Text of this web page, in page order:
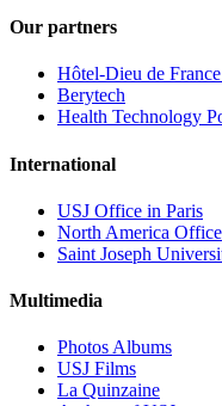
Our partners
Hôtel-Dieu de
Berytech
Health Technology
International
USJ Office in Paris
North America Office
Saint Joseph
Multimedia
Photos Albums
USJ Films
La Quinzaine